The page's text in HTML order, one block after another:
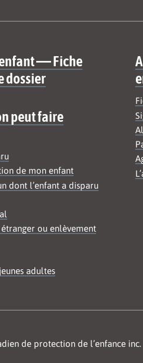
— Fiche
dossier
peut faire
de mon enfant
dont l’enfant a disparu
ou enlèvement
adultes
de protection de l’enfance inc.